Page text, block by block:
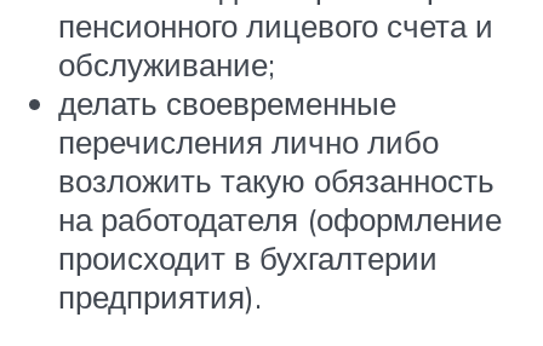
пенсионного лицевого счета и
обслуживание;
делать своевременные
перечисления лично либо
возложить такую обязанность
на работодателя (оформление
происходит в бухгалтерии
предприятия).